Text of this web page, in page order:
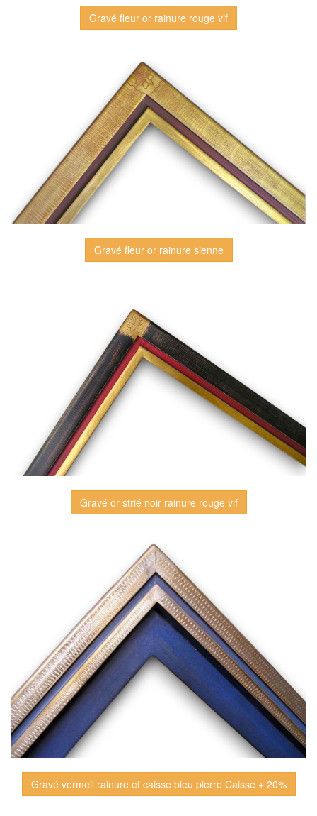
Gravé fleur or rainure rouge vif
Gravé fleur or rainure sienne
Gravé or strié noir rainure rouge vif
Gravé vermeil rainure et caisse bleu pierre Caisse + 20%